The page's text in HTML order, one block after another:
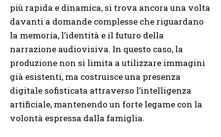
più rapida e dinamica, si trova ancora una volta
davanti a domande complesse che riguardano
la memoria, l’identità e il futuro della
narrazione audiovisiva. In questo caso, la
produzione non si limita a utilizzare immagini
già esistenti, ma costruisce una presenza
digitale sofisticata attraverso l’intelligenza
artificiale, mantenendo un forte legame con la
volontà espressa dalla famiglia.